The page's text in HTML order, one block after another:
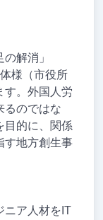
解消」
様（市役所
す。外国人労
るのではな
目的に、関係
す地方創生事
ニア人材をIT